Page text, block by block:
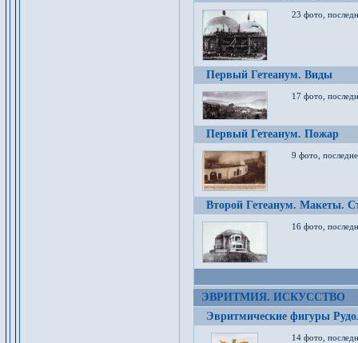
23 фото,
Первый Гетеанум. Виды
17 фото,
Первый Гетеанум. Пожар
9 фото,
Второй Гетеанум. Макеты.
16 фото,
ЭВРИТМИЯ. ИСКУССТВО
Эвритмические фигуры
14 фото,